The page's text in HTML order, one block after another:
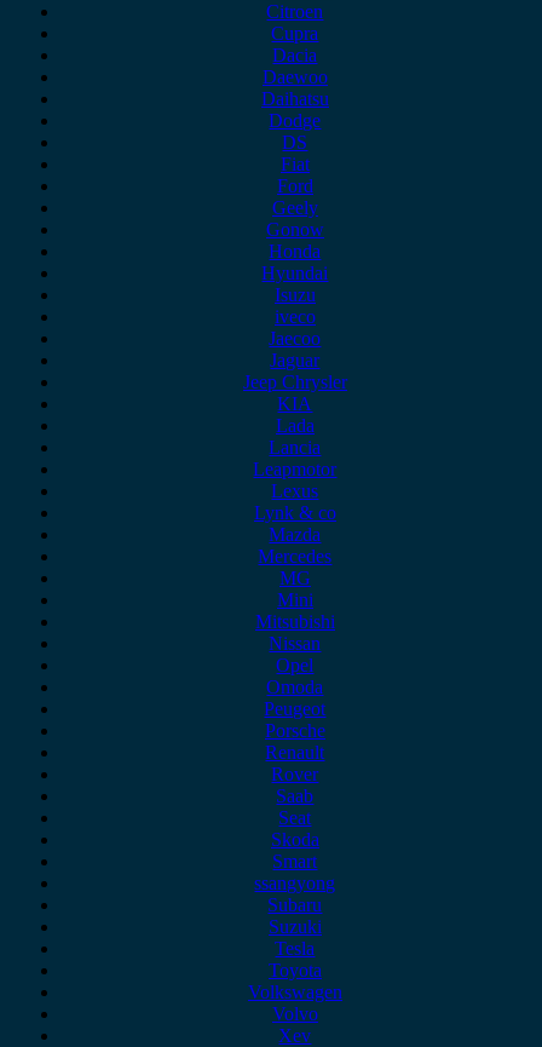
Citroen
Cupra
Dacia
Daewoo
Daihatsu
Dodge
DS
Fiat
Ford
Geely
Gonow
Honda
Hyundai
Isuzu
iveco
Jaecoo
Jaguar
Jeep Chrysler
KIA
Lada
Lancia
Leapmotor
Lexus
Lynk & co
Mazda
Mercedes
MG
Mini
Mitsubishi
Nissan
Opel
Omoda
Peugeot
Porsche
Renault
Rover
Saab
Seat
Skoda
Smart
ssangyong
Subaru
Suzuki
Tesla
Toyota
Volkswagen
Volvo
Xev